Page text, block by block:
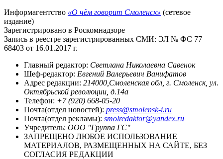
Информагентство «О чём говорит Смоленск» (сетевое
издание)
Зарегистрировано в Роскомнадзоре
Запись в реестре зарегистрированных СМИ: ЭЛ № ФС 77 –
68403 от 16.01.2017 г.
Главный редактор: Светлана Николаевна Савенок
Шеф-редактор: Евгений Валерьевич Ванифатов
Адрес редакции: 214000,Смоленская обл, г. Смоленск, ул.
Октябрьской революции, д.14а
Телефон: +7 (920) 668-05-20
Почта(отдел новостей): press@smolensk-i.ru
Почта(отдел рекламы): smolredaktor@yandex.ru
Учредитель: ООО "Группа ГС"
ЗАПРЕЩЕНО ЛЮБОЕ ИСПОЛЬЗОВАНИЕ
МАТЕРИАЛОВ, РАЗМЕЩЕННЫХ НА САЙТЕ, БЕЗ
СОГЛАСИЯ РЕДАКЦИИ